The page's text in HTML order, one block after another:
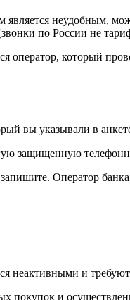
неудобным,
по России не
оператор, который
вы указывали в
защищенную
Оператор
неактивными и
покупок и